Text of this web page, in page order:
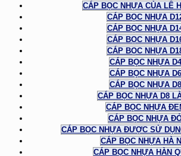
CÁP BỌC NHỰA CỦA LÊ
CÁP BỌC NHỰA
CÁP BỌC NHỰA
CÁP BỌC NHỰA
CÁP BỌC NHỰA
CÁP BỌC NHỰA D4
CÁP BỌC NHỰA D6
CÁP BỌC NHỰA D8
CÁP BỌC NHỰA D8
CÁP BỌC NHỰA
CÁP BỌC NHỰA
CÁP BỌC NHỰA ĐƯỢC SỬ
CÁP BỌC NHỰA HÀ
CÁP BỌC NHỰA HÀN